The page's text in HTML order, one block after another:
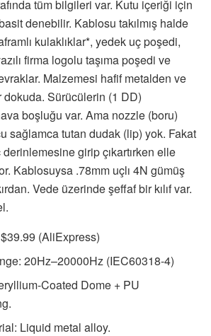
tüm bilgileri var. Kutu içeriği için
denebilir. Kablosu takılmış halde
kulaklıklar*, yedek uç poşedi,
firma logolu taşıma poşedi ve
Malzemesi hafif metalden ve
dokuda. Sürücülerin (1 DD)
boşluğu var. Ama nozzle (boru)
sağlamca tutan dudak (lip) yok. Fakat
derinlemesine girip çıkartırken elle
Kablosuysa .78mm uçlı 4N gümüş
Vede üzerinde şeffaf bir kılıf var.
(AliExpress)
20Hz–20000Hz (IEC60318-4)
Coated Dome + PU
Liquid metal alloy.